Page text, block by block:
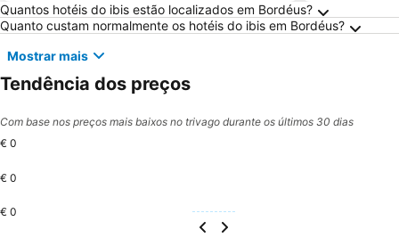
Perguntas Frequentes sobre Bordéus
Quantos hotéis do ibis estão localizados em Bordéus?
Quanto custam normalmente os hotéis do ibis em Bordéus?
Mostrar mais
Tendência dos preços
Com base nos preços mais baixos no trivago durante os últimos 30 dias
€ 0
€ 0
€ 0